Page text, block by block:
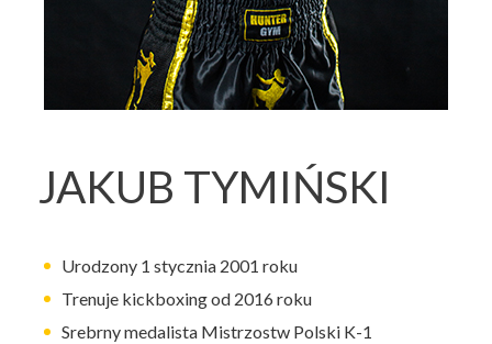
JAKUB TYMIŃSKI
Urodzony 1 stycznia 2001 roku
Trenuje kickboxing od 2016 roku
Srebrny medalista Mistrzostw Polski K-1